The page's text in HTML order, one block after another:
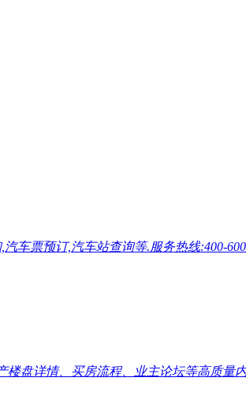
车票预订,汽车站查询等.服务热线:400-
盘详情、买房流程、业主论坛等高质量